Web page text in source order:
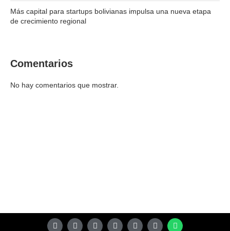
Más capital para startups bolivianas impulsa una nueva etapa
de crecimiento regional
Comentarios
No hay comentarios que mostrar.